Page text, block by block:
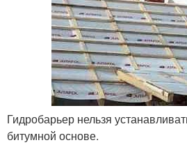
Гидробарьер нельзя
битумной основе.